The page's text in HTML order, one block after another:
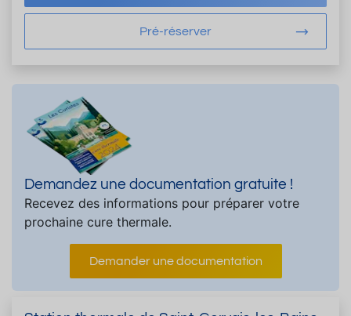
Pré-réserver
Demandez une documentation gratuite !
Recevez des informations pour préparer votre
prochaine cure thermale.
Demander une documentation